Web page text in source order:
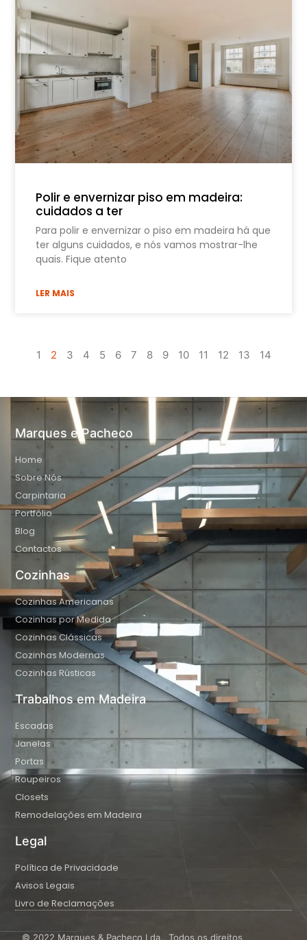
Polir e envernizar piso em madeira:
cuidados a ter
Para polir e envernizar o piso em madeira há que
ter alguns cuidados, e nós vamos mostrar-lhe
quais. Fique atento
LER MAIS
1 2 3 4 5 6 7 8 9 10 11 12 13 14
Marques e Pacheco
Home
Sobre Nós
Carpintaria
Portfólio
Blog
Contactos
Cozinhas
Cozinhas Americanas
Cozinhas por Medida
Cozinhas Clássicas
Cozinhas Modernas
Cozinhas Rústicas
Trabalhos em Madeira
Escadas
Janelas
Portas
Roupeiros
Closets
Remodelações em Madeira
Legal
Política de Privacidade
Avisos Legais
Livro de Reclamações
© 2022 Marques & Pacheco Lda.. Todos os direitos